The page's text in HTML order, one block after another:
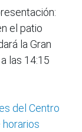
el patio
la Gran
las 14:15
del Centro